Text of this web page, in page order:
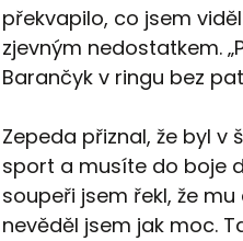
překvapilo, co jsem
zjevným nedostatkem.
Barančyk v ringu bez
Zepeda přiznal, že byl v
sport a musíte do boje
soupeři jsem řekl, že
nevěděl jsem jak moc.